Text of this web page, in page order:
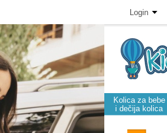
Login
Kolica za bebe
i dečija kolica